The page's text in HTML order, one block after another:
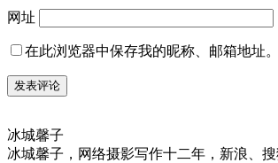
网址
在此浏览器中保存我的昵称、邮箱地址。
冰城馨子
冰城馨子，网络摄影写作十二年，新浪、